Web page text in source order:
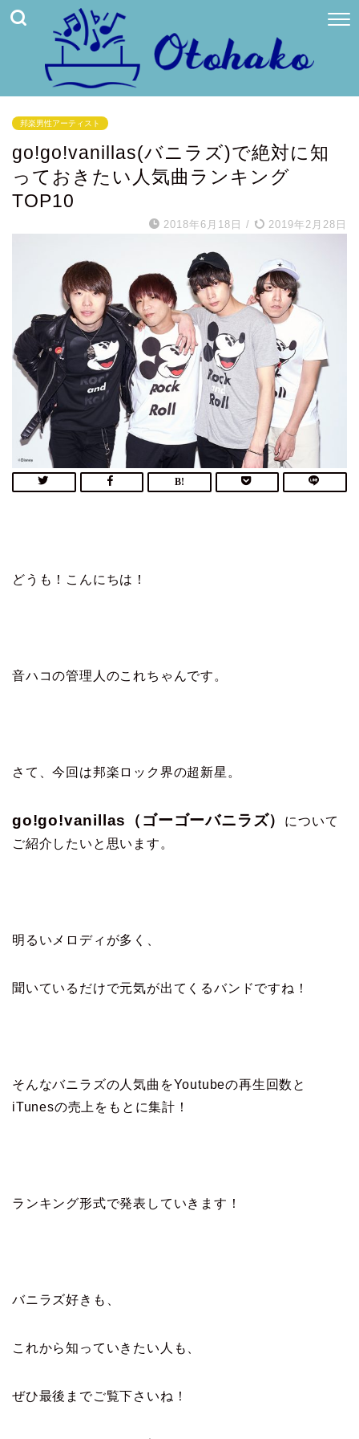
邦楽男性アーティスト
go!go!vanillas(バニラズ)で絶対に知
っておきたい人気曲ランキング
TOP10
2018年6月18日 / 2019年2月28日
どうも！こんにちは！
音ハコの管理人のこれちゃんです。
さて、今回は邦楽ロック界の超新星。
go!go!vanillas（ゴーゴーバニラズ）
について
ご紹介したいと思います。
明るいメロディが多く、
聞いているだけで元気が出てくるバンドですね！
そんなバニラズの人気曲をYoutubeの再生回数と
iTunesの売上をもとに集計！
ランキング形式で発表していきます！
バニラズ好きも、
これから知っていきたい人も、
ぜひ最後までご覧下さいね！